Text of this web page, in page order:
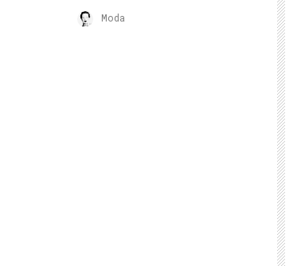
Moda